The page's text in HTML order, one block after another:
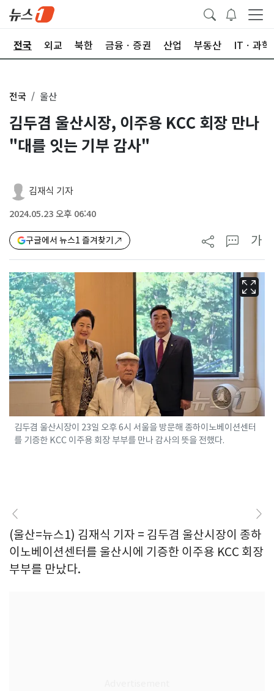
전국 외교 북한 금융ㆍ증권 산업 부동산 ITㆍ과학
전국 울산
김두겸 울산시장, 이주용 KCC 회장 만나
"대를 잇는 기부 감사"
김재식 기자
2024.05.23 오후 06:40
구글에서 뉴스1 즐겨찾기 가
김두겸 울산시장이 23일 오후 6시 서울을 방문해 종하이노베이션센터
를 기증한 KCC 이주용 회장 부부를 만나 감사의 뜻을 전했다.
(울산=뉴스1) 김재식 기자 = 김두겸 울산시장이 종하
이노베이션센터를 울산시에 기증한 이주용 KCC 회장
부부를 만났다.